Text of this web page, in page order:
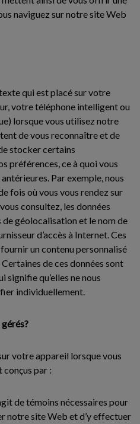
naviguez sur notre site Web
qui est placé sur votre
votre téléphone intelligent ou
lorsque vous utilisez notre
de vous reconnaître et de
stocker certains
préférences, ce à quoi vous
Par exemple, nous
fois où vous vous rendez sur
consultez, les données
géolocalisation et le nom de
d’accès à Internet. Ces
un contenu personnalisé
de ces données sont
signifie qu’elles ne nous
individuellement.
votre appareil lorsque vous
par :
de témoins nécessaires pour
notre site Web et d’y effectuer